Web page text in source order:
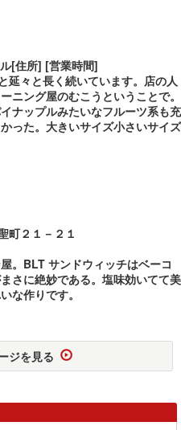
[住所] [営業時間]
延々と長く続いています。店の人
ニング屋のむこうということで。
ナップルみたいなフルーツ系も充
った。大きいサイズ小さいサイズ
町２１－２１
。BLT サンドウィッチはベーコ
さに絶妙である。塩味効いてて美
な作りです。
ジを見る